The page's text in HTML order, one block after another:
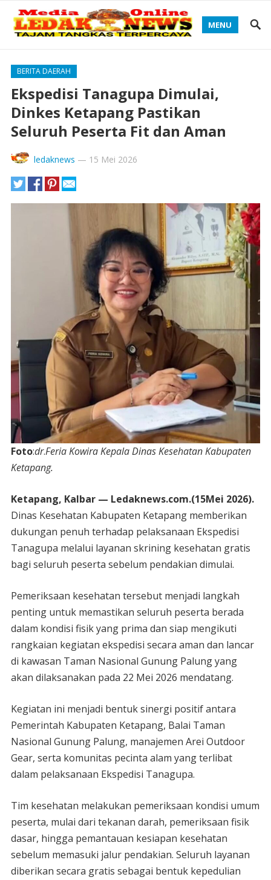
MENU
BERITA DAERAH
Ekspedisi Tanagupa Dimulai,
Dinkes Ketapang Pastikan
Seluruh Peserta Fit dan Aman
ledaknews — 15 Mei 2026
Foto:dr.Feria Kowira Kepala Dinas Kesehatan Kabupaten
Ketapang.
Ketapang, Kalbar — Ledaknews.com.(15Mei 2026).
Dinas Kesehatan Kabupaten Ketapang memberikan
dukungan penuh terhadap pelaksanaan Ekspedisi
Tanagupa melalui layanan skrining kesehatan gratis
bagi seluruh peserta sebelum pendakian dimulai.
Pemeriksaan kesehatan tersebut menjadi langkah
penting untuk memastikan seluruh peserta berada
dalam kondisi fisik yang prima dan siap mengikuti
rangkaian kegiatan ekspedisi secara aman dan lancar
di kawasan Taman Nasional Gunung Palung yang
akan dilaksanakan pada 22 Mei 2026 mendatang.
Kegiatan ini menjadi bentuk sinergi positif antara
Pemerintah Kabupaten Ketapang, Balai Taman
Nasional Gunung Palung, manajemen Arei Outdoor
Gear, serta komunitas pecinta alam yang terlibat
dalam pelaksanaan Ekspedisi Tanagupa.
Tim kesehatan melakukan pemeriksaan kondisi umum
peserta, mulai dari tekanan darah, pemeriksaan fisik
dasar, hingga pemantauan kesiapan kesehatan
sebelum memasuki jalur pendakian. Seluruh layanan
diberikan secara gratis sebagai bentuk kepedulian